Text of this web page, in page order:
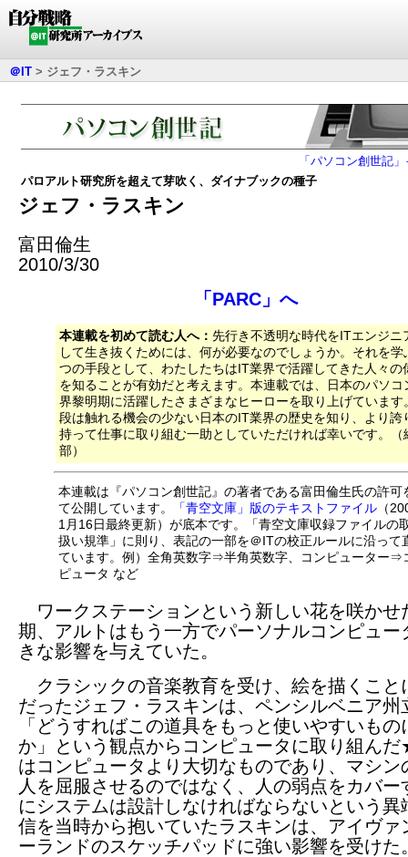
＠IT > ジェフ・ラスキン
「パソコン創世記
パロアルト研究所を超えて芽吹く、ダイナブックの種子
ジェフ・ラスキン
富田倫生
2010/3/30
「PARC」へ
本連載を初めて読む人へ： 先行き不透明な時代をITエンジニ
して生き抜くためには、何が必要なのでしょうか。それを学
つの手段として、わたしたちはIT業界で活躍してきた人々の
を知ることが有効だと考えます。本連載では、日本のパソコ
界黎明期に活躍したさまざまなヒーローを取り上げています
段は触れる機会の少ない日本のIT業界の歴史を知り、より誇
持って仕事に取り組む一助としていただければ幸いです。（
部）
本連載は『パソコン創世記』の著者である富田倫生氏の許可
て公開しています。
「青空文庫」版のテキストファイル （
1月16日最終更新）が底本です。「青空文庫収録ファイルの
扱い規準」に則り、表記の一部を＠ITの校正ルールに沿って
ています。例）全角英数字⇒半角英数字、コンピューター⇒
ピュータ など
ワークステーションという新しい花を咲かせ
期、アルトはもう一方でパーソナルコンピュー
きな影響を与えていた。
クラシックの音楽教育を受け、絵を描くこと
だったジェフ・ラスキンは、ペンシルベニア州
「どうすればこの道具をもっと使いやすいもの
か」という観点からコンピュータに取り組ん
はコンピュータより大切なものであり、マシン
人を屈服させるのではなく、人の弱点をカバー
にシステムは設計しなければならないという異
信を当時から抱いていたラスキンは、アイヴァ
ーランドのスケッチパッドに強い影響を受けた